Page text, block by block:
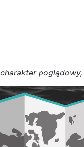
charakter poglądowy,